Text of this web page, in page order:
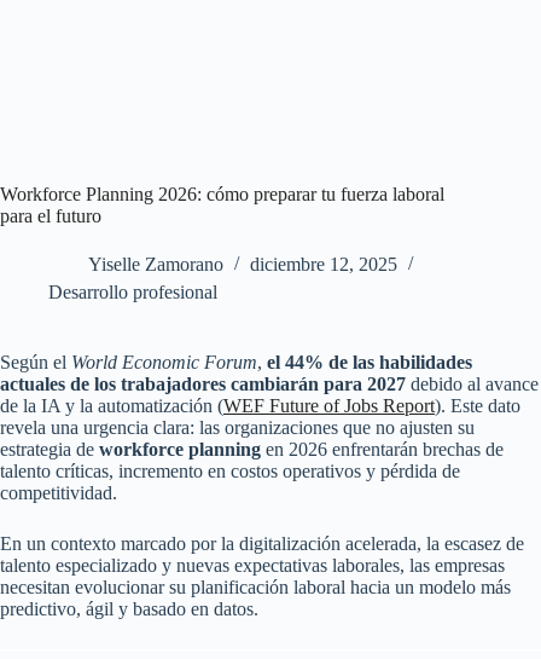
Workforce Planning 2026: cómo preparar tu fuerza laboral
para el futuro
Yiselle Zamorano
diciembre 12, 2025
Desarrollo profesional
Según el World Economic Forum, el 44% de las habilidades
actuales de los trabajadores cambiarán para 2027 debido al avance
de la IA y la automatización (WEF Future of Jobs Report). Este dato
revela una urgencia clara: las organizaciones que no ajusten su
estrategia de workforce planning en 2026 enfrentarán brechas de
talento críticas, incremento en costos operativos y pérdida de
competitividad.
En un contexto marcado por la digitalización acelerada, la escasez de
talento especializado y nuevas expectativas laborales, las empresas
necesitan evolucionar su planificación laboral hacia un modelo más
predictivo, ágil y basado en datos.